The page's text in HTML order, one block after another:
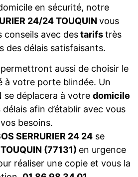
en sécurité, notre
24/24 TOUQUIN vous
conseils avec destarifstrès
des délais satisfaisants.
aussi de choisir le
à votre porte blindée. Un
se déplacera à votre domicile
afin d’établir avec vous
besoins.
SERRURIER 24 24 se
TOUQUIN (77131) en urgence
réaliser une copie et vous la